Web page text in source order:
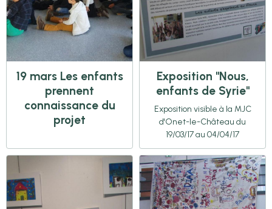
19 mars Les enfants
prennent
connaissance du
projet
Exposition "Nous,
enfants de Syrie"
Exposition visible à la MJC
d'Onet-le-Château du
19/03/17 au 04/04/17